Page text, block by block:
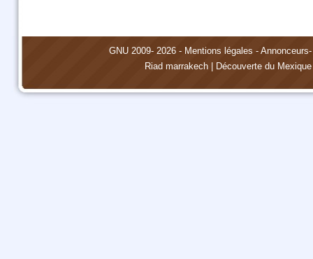
GNU2009- 2026 - Mentions légales - Annonceurs
Riad marrakech| Découverte du Mexique